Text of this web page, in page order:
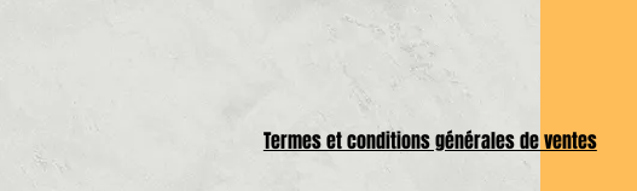
Termes et conditions générales de ventes